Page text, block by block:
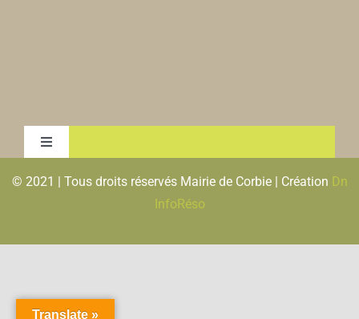
Toggle
MENTIONS LEGALES & RGPD
© 2021 | Tous droits réservés Mairie de Corbie | Création Dn
InfoRéso
Translate »